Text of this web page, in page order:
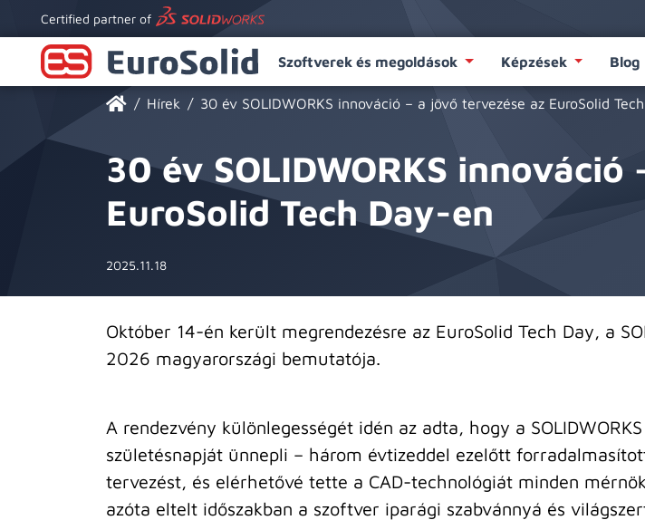
Certified partner of
Szoftverek és megoldások Képzések Blog
Hírek 30 év SOLIDWORKS innováció – a jövő tervezése az EuroSolid
30 év SOLIDWORKS
EuroSolid Tech Day-en
2025.11.18
Október 14-én került megrendezésre az EuroSolid Tech Day, a
2026 magyarországi bemutatója.
A rendezvény különlegességét idén az adta, hogy a
születésnapját ünnepli – három évtizeddel ezelőtt
tervezést, és elérhetővé tette a CAD-technológiát minden
azóta eltelt időszakban a szoftver iparági szabvánnyá és